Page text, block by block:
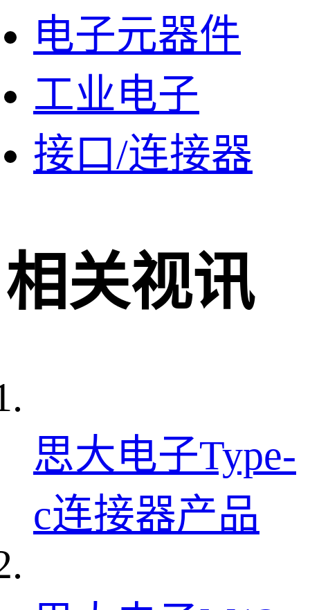
电子元器件
工业电子
接口/连接器
相关视讯
思大电子Type-
c连接器产品